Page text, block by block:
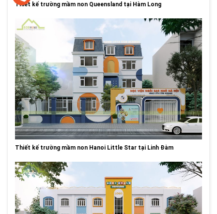
Thiết kế trường mầm non Queensland tại Hàm Long
Thiết kế trường mầm non Hanoi Little Star tại Linh Đàm